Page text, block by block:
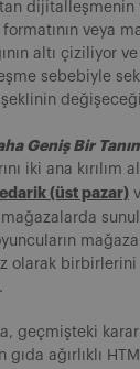
formatının veya
altı çiziliyor
sebebiyle
Geniş Bir
iki ana kırılım
(üst pazar)
mağazalarda
olarak
geçmişteki
gıda ağırlıklı